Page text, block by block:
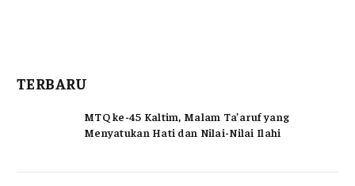
TERBARU
MTQ ke-45 Kaltim, Malam Ta’aruf yang
Menyatukan Hati dan Nilai-Nilai Ilahi